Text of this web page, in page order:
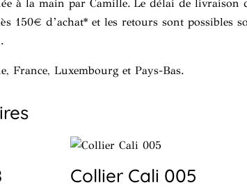
à la main par Camille. Le délai de
150€ d’achat* et les retours sont
.
France, Luxembourg et Pays-Bas.
Collier Cali 005